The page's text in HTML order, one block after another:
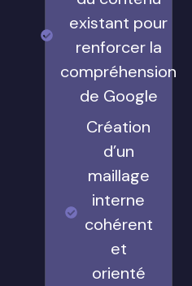
existant pour
renforcer la
compréhension
de Google
Création
d’un
maillage
interne
cohérent
et
orienté